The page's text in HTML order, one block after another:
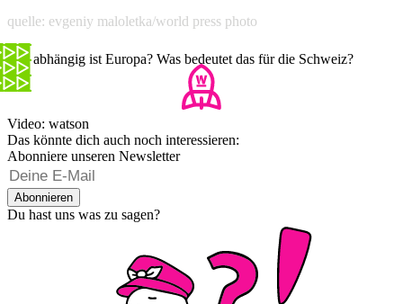
quelle: evgeniy maloletka/world press photo
Wie abhängig ist Europa? Was bedeutet das für die Schweiz?
Video: watson
Das könnte dich auch noch interessieren:
Abonniere unseren Newsletter
Abonnieren
Du hast uns was zu sagen?